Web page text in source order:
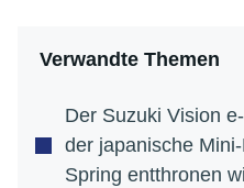
Verwandte Themen
Der Suzuki Vision
der japanische
Spring entthronen will